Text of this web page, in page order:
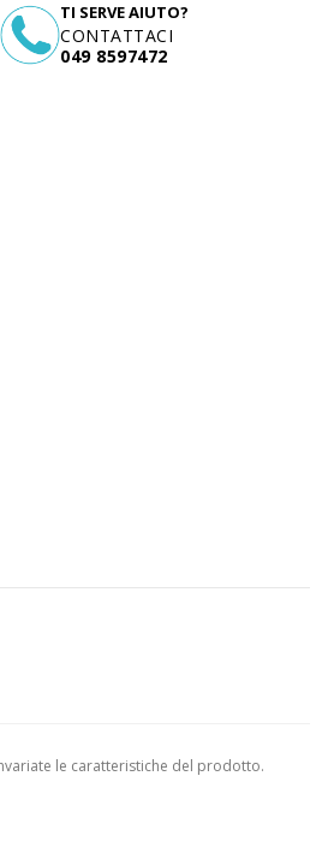
TI SERVE AIUTO?
CONTATTACI
049 8597472
le caratteristiche del prodotto.